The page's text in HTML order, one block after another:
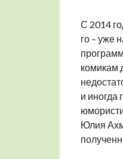
С 2014
го – уже
комикам
и иногда
Юлия